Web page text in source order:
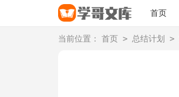
首页
当前位置： 首页 > 总结计划 >